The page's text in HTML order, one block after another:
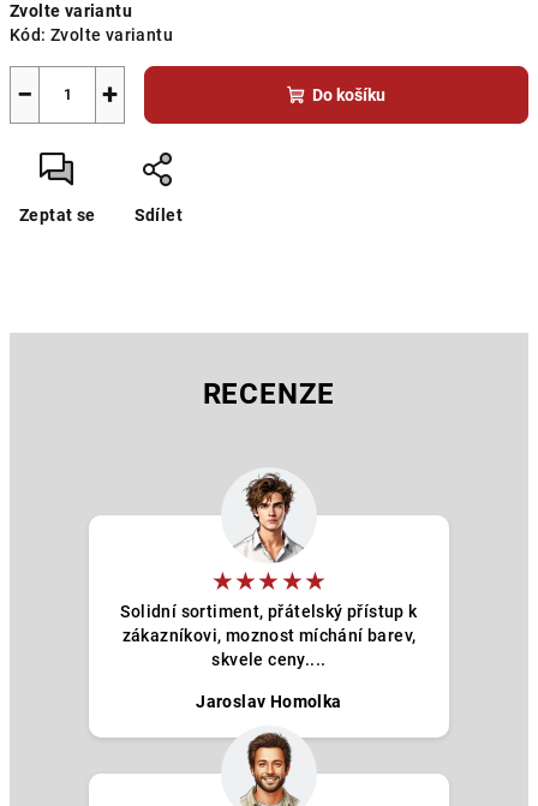
cena:
Zvolte variantu
Kód: Zvolte variantu
+
− Do košíku
Zeptat se Sdílet
RECENZE
★★★★★
Solidní sortiment, přátelský přístup k
zákazníkovi, moznost míchání barev,
skvele ceny....
Jaroslav Homolka